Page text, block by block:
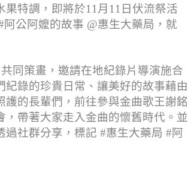
特調，即將於11月11日伏流祭活
公阿嬤的故事 @惠生大藥局，就
同策畫，邀請在地紀錄片導演施合
錄的珍貴日常、讓美好的故事藉由
的長輩們，前往參與金曲歌王謝銘
帶著大家走入金曲的懷舊時代。並
社群分享，標記 #惠生大藥局 #阿